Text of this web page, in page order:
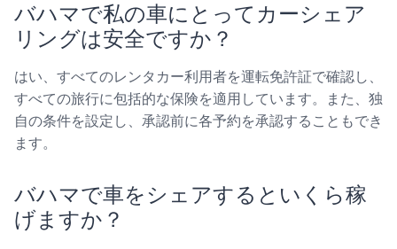
バハマで私の車にとってカーシェア
リングは安全ですか？
はい、すべてのレンタカー利用者を運転免許証で確認し、
すべての旅行に包括的な保険を適用しています。また、独
自の条件を設定し、承認前に各予約を承認することもでき
ます。
バハマで車をシェアするといくら稼
げますか？